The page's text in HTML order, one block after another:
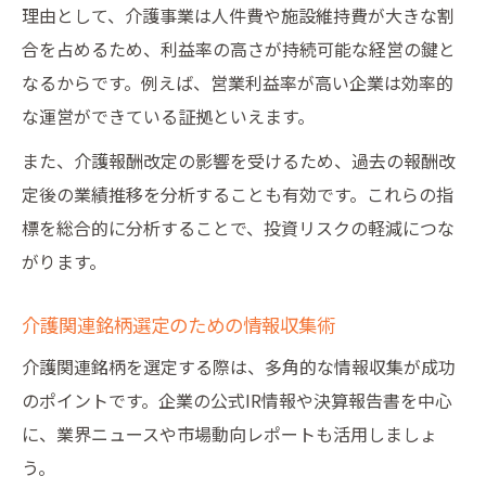
理由として、介護事業は人件費や施設維持費が大きな割
合を占めるため、利益率の高さが持続可能な経営の鍵と
なるからです。例えば、営業利益率が高い企業は効率的
な運営ができている証拠といえます。
また、介護報酬改定の影響を受けるため、過去の報酬改
定後の業績推移を分析することも有効です。これらの指
標を総合的に分析することで、投資リスクの軽減につな
がります。
介護関連銘柄選定のための情報収集術
介護関連銘柄を選定する際は、多角的な情報収集が成功
のポイントです。企業の公式IR情報や決算報告書を中心
に、業界ニュースや市場動向レポートも活用しましょ
う。